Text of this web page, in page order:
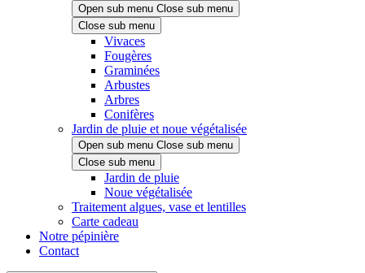
Open sub menu Close sub menu
Close sub menu
Vivaces
Fougères
Graminées
Arbustes
Arbres
Conifères
Jardin de pluie et noue végétalisée
Open sub menu Close sub menu
Close sub menu
Jardin de pluie
Noue végétalisée
Traitement algues, vase et lentilles
Carte cadeau
Notre pépinière
Contact